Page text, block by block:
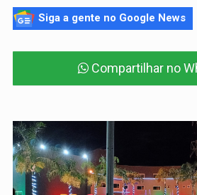
Siga a gente no Google News
Compartilhar no